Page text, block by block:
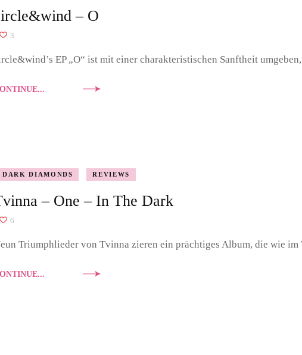
– O
3
EP „O“ ist mit einer charakteristischen Sanftheit
DARK DIAMONDS REVIEWS
– One – In The Dark
6
Triumphlieder von Tvinna zieren ein prächtiges Album, die wie im